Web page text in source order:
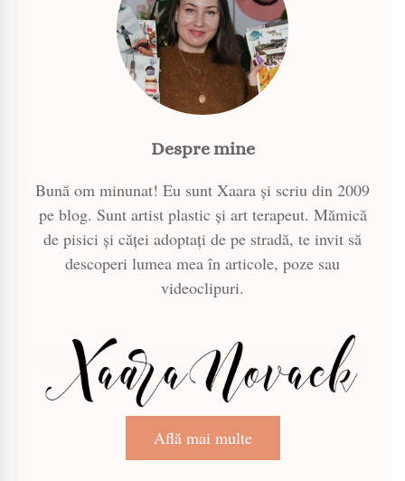
Despre mine
Bună om minunat! Eu sunt Xaara și scriu din 2009
pe blog. Sunt artist plastic și art terapeut. Mămică
de pisici și căței adoptați de pe stradă, te invit să
descoperi lumea mea în articole, poze sau
videoclipuri.
Află mai multe